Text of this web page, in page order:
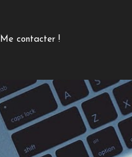
Me contacter !